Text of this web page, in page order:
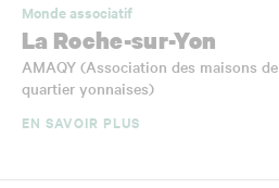
Monde associatif
La Roche-sur-Yon
AMAQY (Association des maisons de
quartier yonnaises)
EN SAVOIR PLUS